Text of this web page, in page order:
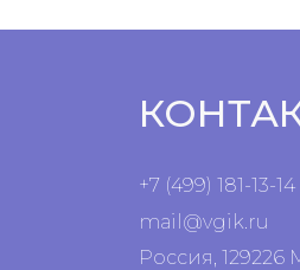
+7 (499) 181-13-14
mail@vgik.ru
Россия, 129226